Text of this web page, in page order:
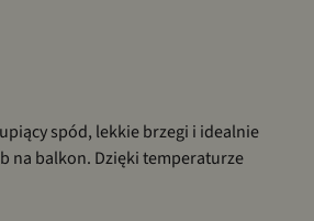
spód, lekkie brzegi i idealnie
na balkon. Dzięki temperaturze